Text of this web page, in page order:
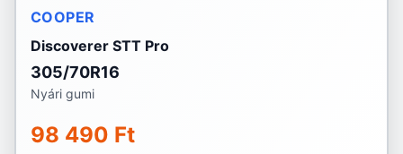
COOPER
Discoverer STT Pro
305/70R16
Nyári gumi
98 490 Ft